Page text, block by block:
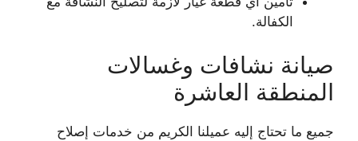
الكفالة.
صيانة نشافات وغسالات
المنطقة العاشرة
جميع ما تحتاج إليه عميلنا الكريم من خدمات إصلاح